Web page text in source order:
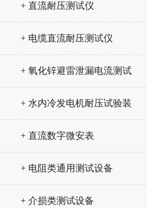
+ 直流耐压测试仪
+ 电缆直流耐压测试仪
+ 氧化锌避雷泄漏电流测试
仪
+ 水内冷发电机耐压试验装
置
+ 直流数字微安表
+ 电阻类通用测试设备
+ 介损类测试设备